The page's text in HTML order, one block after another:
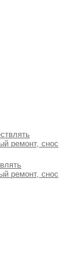
ремонт, снос
ремонт, снос